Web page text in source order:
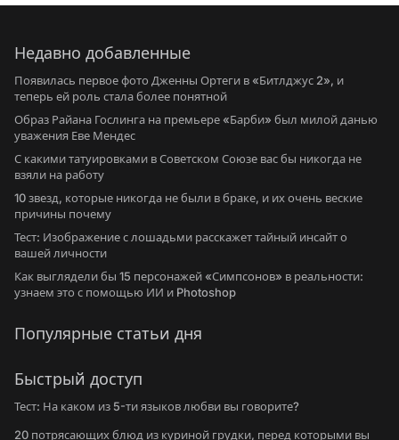
Недавно добавленные
Появилась первое фото Дженны Ортеги в «Битлджус 2», и
теперь ей роль стала более понятной
Образ Райана Гослинга на премьере «Барби» был милой данью
уважения Еве Мендес
С какими татуировками в Советском Союзе вас бы никогда не
взяли на работу
10 звезд, которые никогда не были в браке, и их очень веские
причины почему
Тест: Изображение с лошадьми расскажет тайный инсайт о
вашей личности
Как выглядели бы 15 персонажей «Симпсонов» в реальности:
узнаем это с помощью ИИ и Photoshop
Популярные статьи дня
Быстрый доступ
Тест: На каком из 5-ти языков любви вы говорите?
20 потрясающих блюд из куриной грудки, перед которыми вы